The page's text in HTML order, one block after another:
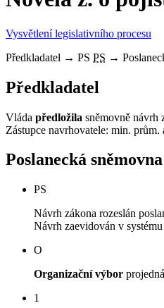
Vysvětlení legislativního procesu
Předkladatel → PS PS →
Předkladatel
Vláda předložila sněmovně návrh
Zástupce navrhovatele: min. prům.
Poslanecká sněmovna
PS
Návrh zákona rozeslán
Návrh zaevidován v systému
O
Organizační výbor
1